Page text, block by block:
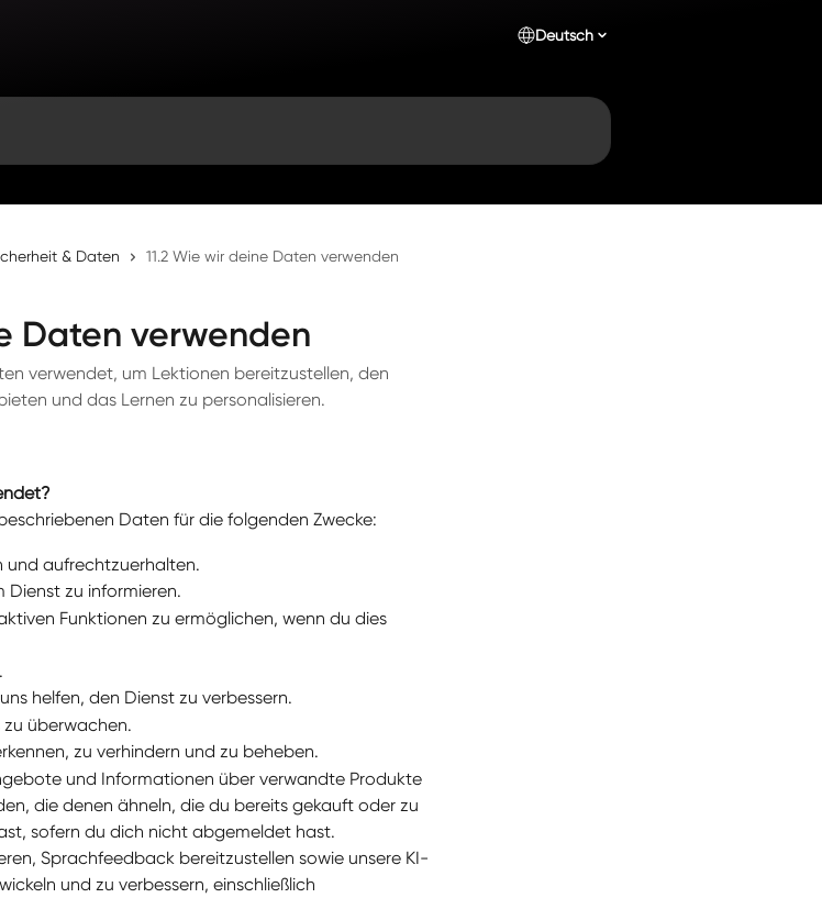
Deutsch
& Daten 11.2 Wie wir deine Daten verwenden
Daten verwenden
verwendet, um Lektionen bereitzustellen, den
und das Lernen zu personalisieren.
Daten für die folgenden Zwecke:
und aufrechtzuerhalten.
Dienst zu informieren.
Funktionen zu ermöglichen, wenn du dies
helfen, den Dienst zu verbessern.
überwachen.
zu verhindern und zu beheben.
und Informationen über verwandte Produkte
die denen ähneln, die du bereits gekauft oder zu
sofern du dich nicht abgemeldet hast.
Sprachfeedback bereitzustellen sowie unsere KI-
und zu verbessern, einschließlich